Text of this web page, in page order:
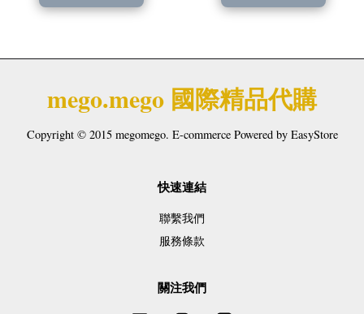
mego.mego 國際精品代購
Copyright © 2015 megomego. E-commerce Powered by EasyStore
快速連結
聯繫我們
服務條款
關注我們